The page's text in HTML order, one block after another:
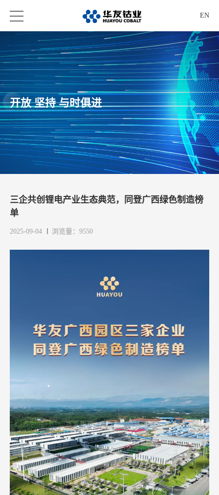
EN
开放 坚持 与时俱进
三企共创锂电产业生态典范，同登广西绿色制造榜
单
2025-09-04 浏览量：9550